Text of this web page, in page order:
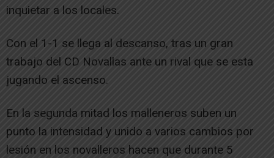
inquietar a los locales.
Con el 1-1 se llega al descanso, tras un gran
trabajo del CD Novallas ante un rival que se esta
jugando el ascenso.
En la segunda mitad los malleneros suben un
punto la intensidad y unido a varios cambios por
lesión en los novalleros hacen que durante 5